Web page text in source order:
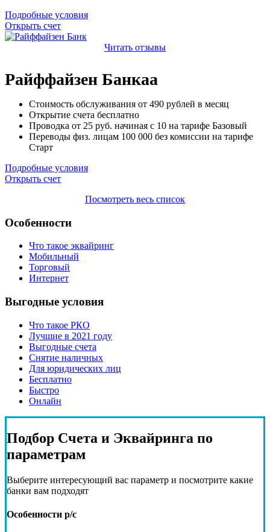
Подробные условия
Открыть счет
Читать отзывы
Райффайзен Банкаа
Стоимость обслуживания от 490 рублей в месяц
Открытие счета бесплатно
Проводка от 25 руб. начиная с 10 на тарифе Базовый
Переводы физ. лицам 100 000 без комиссии на тарифе
Старт
Подробные условия
Открыть счет
Посмотреть весь список
Особенности
Что такое эквайринг
Мобильный
Торговый
Интернет
Выгодные условия
Что такое РКО
Лучшие в 2021 году
Выгодные счета
Снятие наличных
Для юридических лиц
Бесплатно
Быстро
Онлайн
Подбор Счета и Эквайринга по
параметрам
Выберите интересующий вас параметр и посмотрите какие
банки вам подходят
Особенности р/с